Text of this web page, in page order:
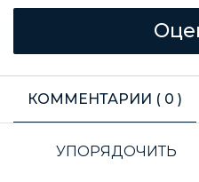
КОММЕНТАРИИ ( 0 )
УПОРЯДОЧИТЬ